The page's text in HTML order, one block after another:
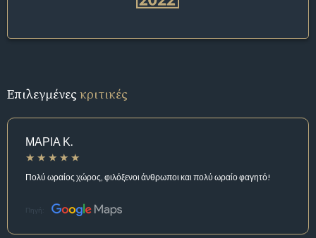
Επιλεγμένεςκριτικές
ΜΑΡΙΑ Κ.
Πολύ ωραίος χώρος, φιλόξενοι άνθρωποι και πολύ ωραίο φαγητό!
Πηγή: